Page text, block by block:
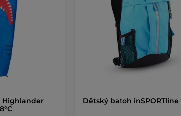
Highlander
Dětský batoh inSPORTline